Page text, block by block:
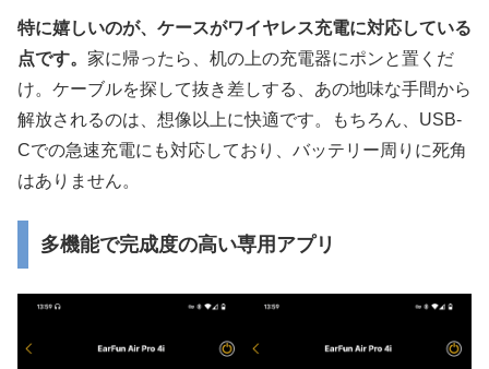
特に嬉しいのが、ケースがワイヤレス充電に対応している
点です。 家に帰ったら、机の上の充電器にポンと置くだ
け。ケーブルを探して抜き差しする、あの地味な手間から
解放されるのは、想像以上に快適です。もちろん、USB-
Cでの急速充電にも対応しており、バッテリー周りに死角
はありません。
多機能で完成度の高い専用アプリ